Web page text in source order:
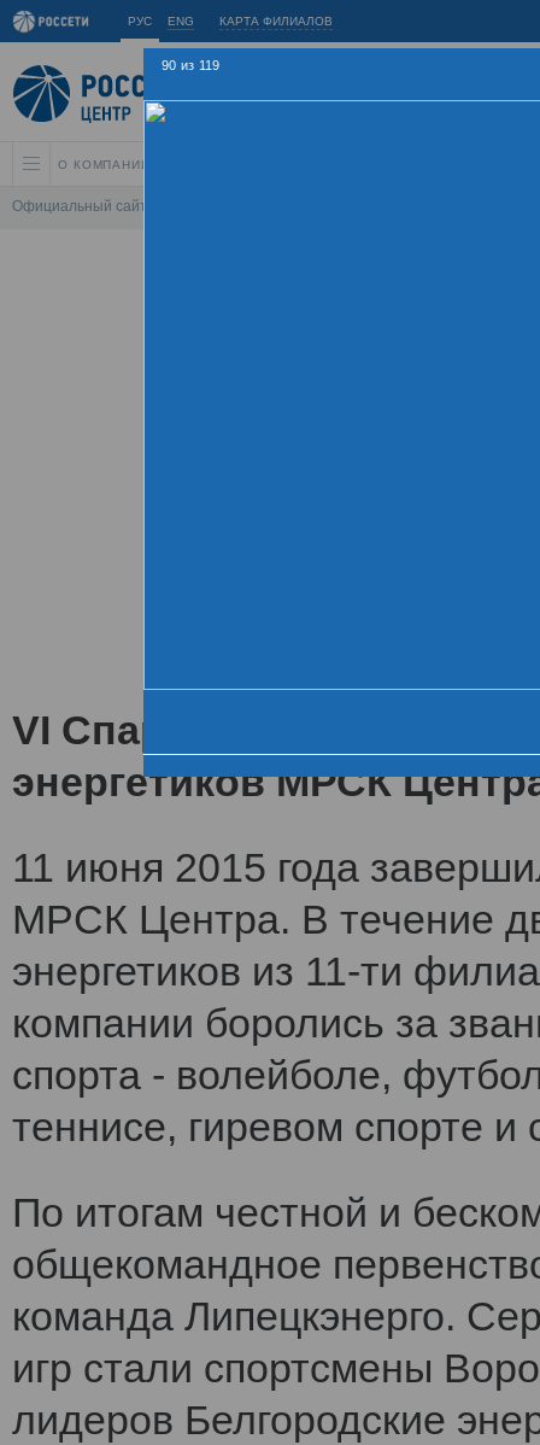
РУС ENG КАРТА ФИЛИАЛОВ
О КОМПАНИИ
Официальный сайт
VI Спартакиада
энергетиков МРСК
11 июня 2015 года
МРСК Центра. В течение
энергетиков из 11-ти
компании боролись за
спорта - волейболе,
теннисе, гиревом спорте и
По итогам честной и
общекомандное
команда Липецкэнерго.
игр стали спортсмены
лидеров Белгородские
90 из 119